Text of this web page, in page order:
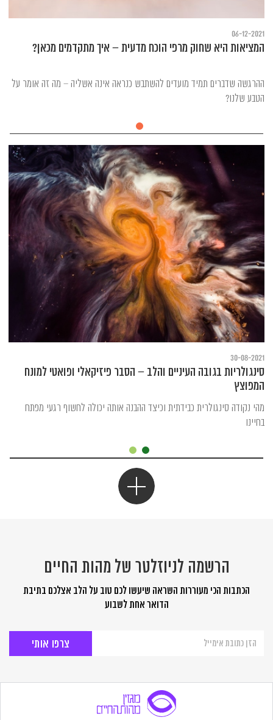
06-12-2021
המציאות היא שחוק מרפי הוכח מדעית – איך מתקדמים מכאן?
ההרגשה שדברים תמיד מועדים להשתבש כנראה אינה אשליה – מה זה אומר על
הטבע שלנו?
30-08-2021
סינגולריות בגובה העיניים והלב – הסבר פיזיקאלי ופואטי למונח
המפוצץ
מהי נקודה סינגולרית כבידתית וכיצד ההבנה אותה יכולה לחשוף רגעי מפתח
בחיינו
הרשמה לניוזלטר של מהות החיים
הכתבות הכי מעוררות השראה שיעשו לכם טוב על הלב אצלכם בתיבת
הדואר אחת לשבוע
לניוזלטר
החיים